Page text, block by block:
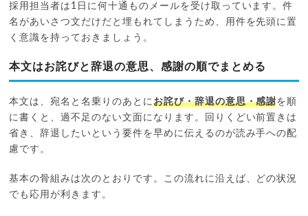
採用担当者は1日に何十通ものメールを受け取っています。件
名があいさつ文だけだと埋もれてしまうため、用件を先頭に置
く意識を持っておきましょう。
本文はお詫びと辞退の意思、感謝の順でまとめる
本文は、宛名と名乗りのあとにお詫び・辞退の意思・感謝を順
に書くと、過不足のない文面になります。回りくどい前置きは
省き、辞退したいという要件を早めに伝えるのが読み手への配
慮です。
基本の骨組みは次のとおりです。この流れに沿えば、どの状況
でも応用が利きます。